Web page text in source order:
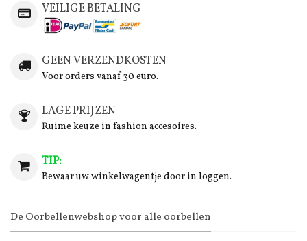
VEILIGE BETALING
GEEN VERZENDKOSTEN
Voor orders vanaf 30 euro.
LAGE PRIJZEN
Ruime keuze in fashion accesoires.
TIP:
Bewaar uw winkelwagentje door in loggen.
De Oorbellenwebshop voor alle oorbellen